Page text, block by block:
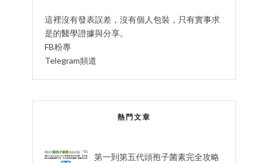
這裡沒有發表誤差，沒有個人包裝，只有實事求
是的醫學證據與分享。
FB粉專
Telegram頻道
熱門文章
第一到第五代頭孢子菌素完全攻略